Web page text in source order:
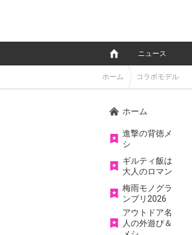
ニュース
ホーム コラボモデル
ホーム
進撃の背徳メ
シ
ギルティ飯は
大人のロマン
梅雨モノグラ
ンプリ2026
アウトドア名
人の外遊び＆